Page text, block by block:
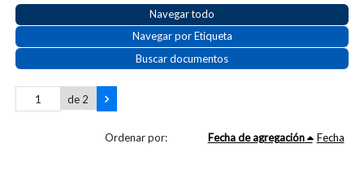
Navegar todo
Navegar por Etiqueta
Buscar documentos
de 2
Ordenar por: Fecha de agregación Fecha